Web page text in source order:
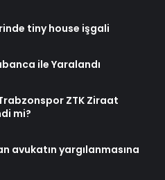
tiny house işgali
ile Yaralandı
ZTK Ziraat
mi?
avukatın yargılanmasına